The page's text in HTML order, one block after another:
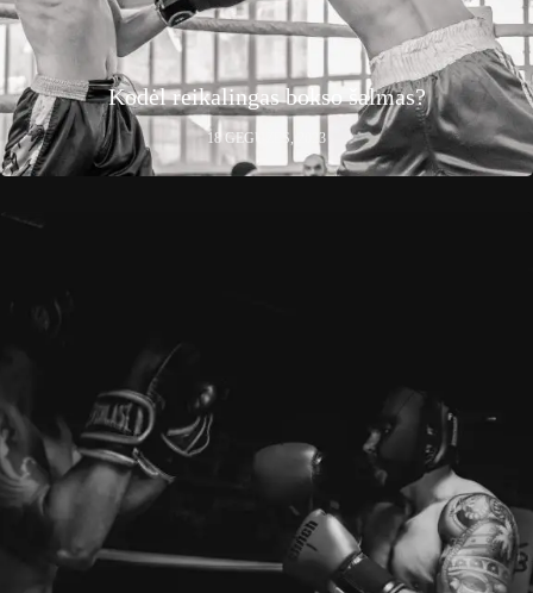
Kodėl reikalingas bokso šalmas?
18 GEGUŽĖS, 2023